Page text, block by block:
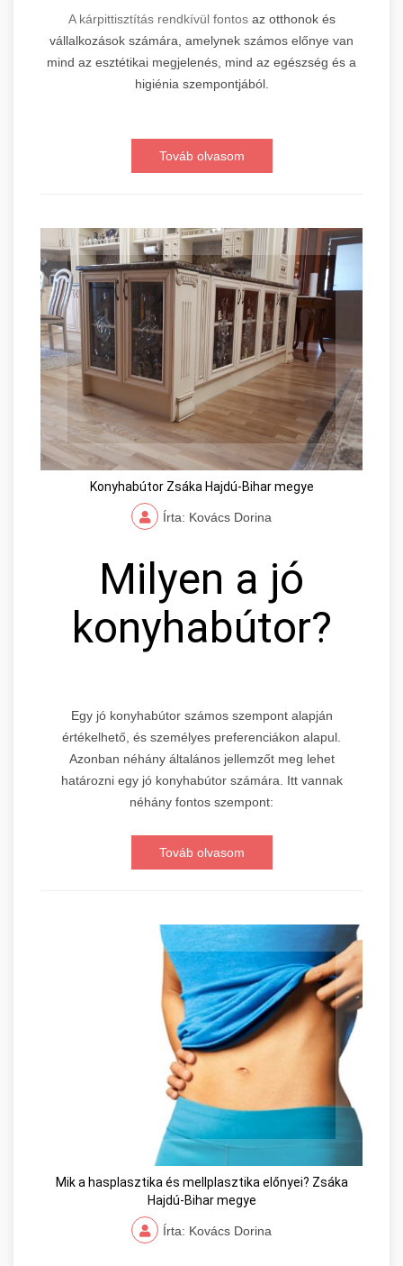
A kárpittisztítás rendkívül fontosaz otthonok és
vállalkozások számára, amelynek számos előnye van
mind az esztétikai megjelenés, mind az egészség és a
higiénia szempontjából.
Továb olvasom
Konyhabútor Zsáka Hajdú-Bihar megye
Írta: Kovács Dorina
Milyen a jó
konyhabútor?
Egy jó konyhabútor számos szempont alapján
értékelhető, és személyes preferenciákon alapul.
Azonban néhány általános jellemzőt meg lehet
határozni egy jó konyhabútor számára. Itt vannak
néhány fontos szempont:
Továb olvasom
Mik a hasplasztika és mellplasztika előnyei? Zsáka
Hajdú-Bihar megye
Írta: Kovács Dorina